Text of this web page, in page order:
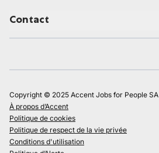
Contact
Copyright © 2025 Accent Jobs for People SA
À propos d’Accent
Politique de cookies
Politique de respect de la vie privée
Conditions d'utilisation